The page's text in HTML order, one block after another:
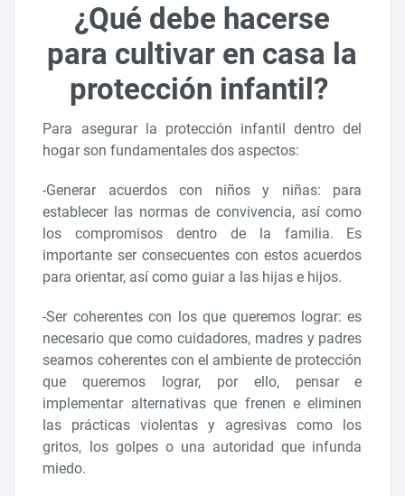
¿Qué debe hacerse
para cultivar en casa la
protección infantil?
Para asegurar la protección infantil dentro del
hogar son fundamentales dos aspectos:
-Generar acuerdos con niños y niñas: para
establecer las normas de convivencia, así como
los compromisos dentro de la familia. Es
importante ser consecuentes con estos acuerdos
para orientar, así como guiar a las hijas e hijos.
-Ser coherentes con los que queremos lograr: es
necesario que como cuidadores, madres y padres
seamos coherentes con el ambiente de protección
que queremos lograr, por ello, pensar e
implementar alternativas que frenen e eliminen
las prácticas violentas y agresivas como los
gritos, los golpes o una autoridad que infunda
miedo.